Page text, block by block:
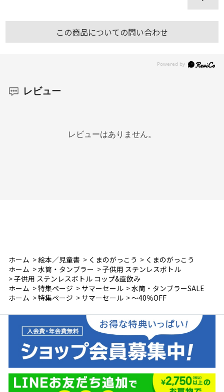
この商品についての問い合わせ
SKDC3 【通常２～４営業
レビュー
レビューはありません。
ホーム > 絵本／児童書 > くまのがっこう > くまのがっこう
ホーム >水筒・タンブラー >子供用 ステンレスボトル
>子供用 ステンレスボトル コップ&直飲み
ホーム >特集ページ > サマーセール >水筒・タンブラーSALE
ホーム >特集ページ > サマーセール >～40％OFF